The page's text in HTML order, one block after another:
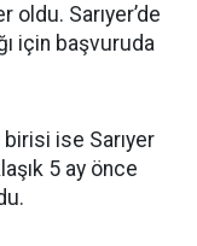
oldu. Sarıyer’de
için başvuruda
ise Sarıyer
5 ay önce